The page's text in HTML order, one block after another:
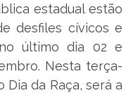
estadual estão
desfiles cívicos e
último dia 02 e
Nesta terça-
Dia da Raça, será a